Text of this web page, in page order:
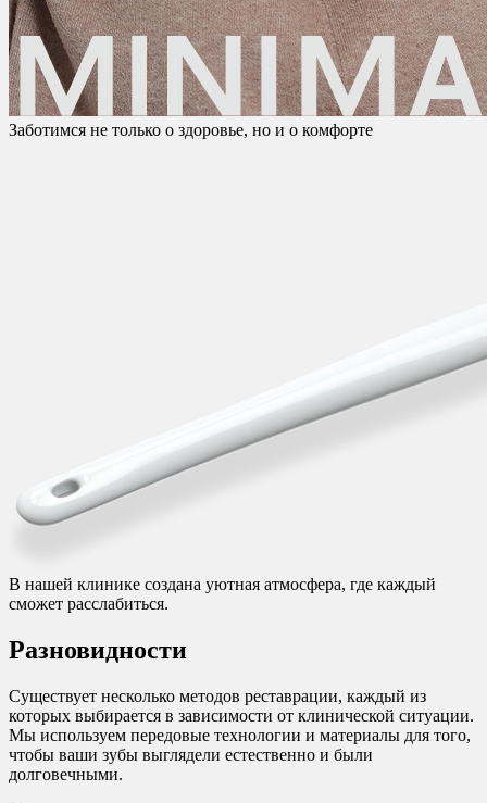
Заботимся не только о здоровье, но и о комфорте
В нашей клинике создана уютная атмосфера, где каждый
сможет расслабиться.
Разновидности
Существует несколько методов реставрации, каждый из
которых выбирается в зависимости от клинической ситуации.
Мы используем передовые технологии и материалы для того,
чтобы ваши зубы выглядели естественно и были
долговечными.